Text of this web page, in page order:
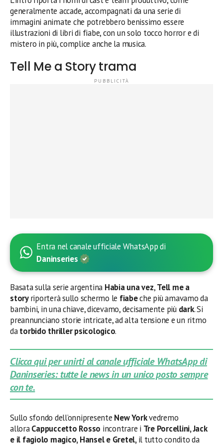
generalmente accade, accompagnati da una serie di
immagini animate che potrebbero benissimo essere
illustrazioni di libri di fiabe, con un solo tocco horror e di
mistero in più, complice anche la musica.
Tell Me a Story trama
Entra nel canale ufficiale WhatsApp di
Daninseries
Basata sulla serie argentina Habia una vez,Tell me a
storyriporterà sullo schermo le fiabeche più amavamo da
bambini, in una chiave, dicevamo, decisamente più dark. Si
preannunciano storie intricate, ad alta tensione e un ritmo
datorbido thriller psicologico.
Clicca qui per unirti al canale ufficiale WhatsApp di
Daninseries: tutte le news in un unico posto sempre
con te.
Sullo sfondo dell’onnipresente New Yorkvedremo
alloraCappuccetto Rosso incontrare i Tre Porcellini, Jack
e il fagiolo magico, Hansel e Gretel,il tutto condito da